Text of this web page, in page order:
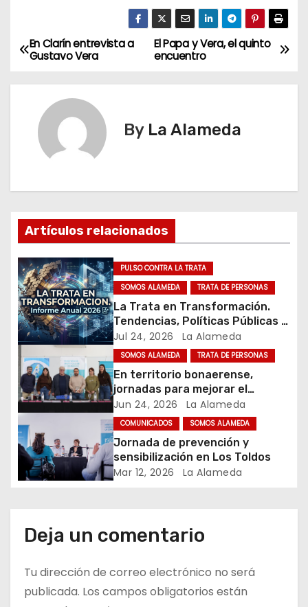
melodías de Dread…
N
a
a
c
i
ó
n
d
e
e
n
t
r
d
a
s
El Papa y Vera, el quinto
encuentro
En Clarín entrevista a
Gustavo Vera
By La Alameda
Artículos relacionados
PULSO CONTRA LA TRATA
SOMOS ALAMEDA
TRATA DE PERSONAS
La Trata en Transformación.
Tendencias, Políticas Públicas y
Nuevos Desafíos. Argentina y el
Mundo – Julio 2026
Jul 24, 2026 La Alameda
SOMOS ALAMEDA TRATA DE PERSONAS
En territorio bonaerense,
jornadas para mejorar el
cuidado en comunidad
Jun 24, 2026 La Alameda
COMUNICADOS SOMOS ALAMEDA
Jornada de prevención y
sensibilización en Los Toldos
Mar 12, 2026 La Alameda
Deja un comentario
Tu dirección de correo electrónico no será
publicada. Los campos obligatorios están